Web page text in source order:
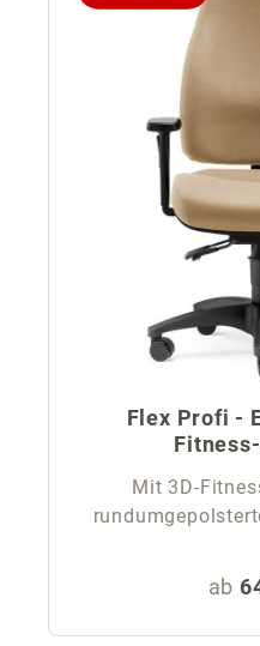
Flex Profi -
Mit 3D-
ab